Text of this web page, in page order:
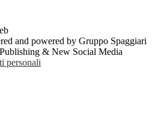
and powered by Gruppo Spaggiari
& New Social Media
personali